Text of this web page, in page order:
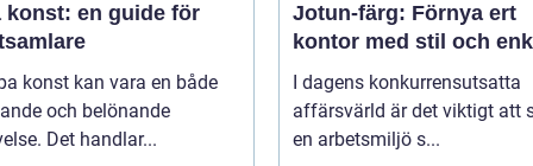
konst: en guide för
konst kan vara en både
och belönande
Det handlar...
Jotun-färg: Förnya ert
kontor med stil och
I dagens konkurrensutsatta
affärsvärld är det viktigt att
en arbetsmiljö s...